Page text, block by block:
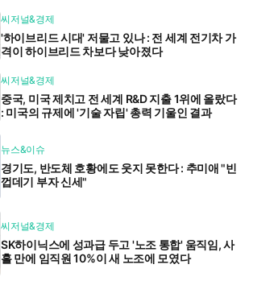
씨저널&경제
'하이브리드 시대' 저물고 있나 : 전 세계 전기차 가
격이 하이브리드 차보다 낮아졌다
씨저널&경제
중국, 미국 제치고 전 세계 R&D 지출 1위에 올랐다
: 미국의 규제에 '기술 자립' 총력 기울인 결과
뉴스&이슈
경기도, 반도체 호황에도 웃지 못한다 : 추미애 "빈
껍데기 부자 신세"
씨저널&경제
SK하이닉스에 성과급 두고 '노조 통합' 움직임, 사
흘 만에 임직원 10%이 새 노조에 모였다